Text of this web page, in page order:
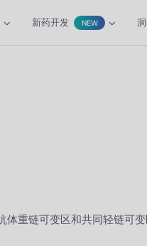
新药开发 NEW
体重链可变区和共同轻链可